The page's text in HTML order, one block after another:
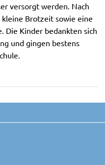
versorgt werden. Nach
Brotzeit sowie eine
Die Kinder bedankten sich
und gingen bestens